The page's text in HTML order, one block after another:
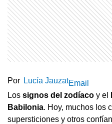
Por Lucía JauzatEmail
Los signos del zodíaco y el
Babilonia. Hoy, muchos los
supersticiones y otros